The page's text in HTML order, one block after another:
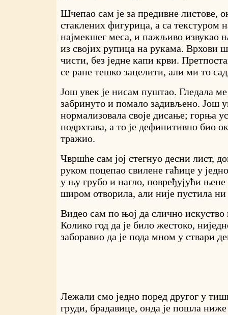
Шчепао сам је за предивне листове,
стаклених фигурица, а са текстуром
најмекшег меса, и пажљиво извукао
из својих рупица на рукама. Врхови
чисти, без једне капи крви.
се ране тешко зацелити, али ми то
Још увек је нисам пуштао. Гледала
забринуто и помало задивљено. Још
нормализовала своје дисање; горња
подрхтава, а то је дефинитивно био
тражио.
Чвршће сам јој стегнуо десни лист,
руком поцепао свилене гаћице у
у њу грубо и нагло, повређујући њене
широм отворила, али није пустила ни
Видео сам по њој да слично искуство
Колико год да је било жестоко,
заборавио да је пода мном у ствари
Лежали смо једно поред другог у
груди, брадавице, онда је пошла